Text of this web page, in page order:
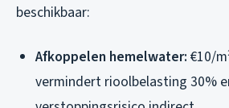
beschikbaar:
Afkoppelen hemelwater: €10/
vermindert rioolbelasting 30%